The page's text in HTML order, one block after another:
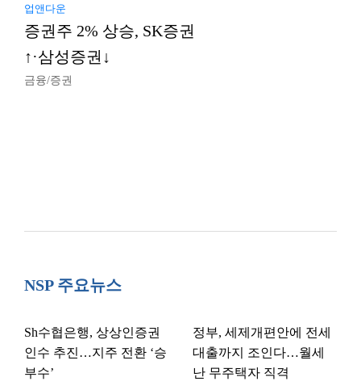
업앤다운
증권주 2% 상승, SK증권
↑·삼성증권↓
금융/증권
NSP 주요뉴스
Sh수협은행, 상상인증권
인수 추진…지주 전환 ‘승
부수’
정부, 세제개편안에 전세
대출까지 조인다…월세
난 무주택자 직격